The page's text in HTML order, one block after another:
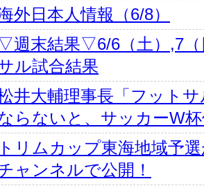
外日本人情報（6/8）
週末結果▽6/6（土）,7（
ル試合結果
井大輔理事長「フット
らないと、サッカーW
トリムカップ東海地域予
ャンネルで公開！